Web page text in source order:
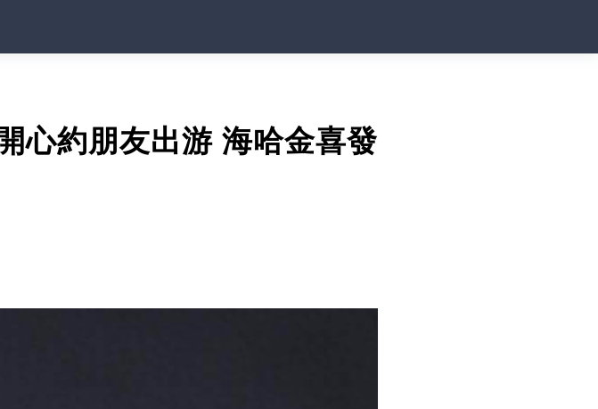
心約朋友出游 海哈金喜發